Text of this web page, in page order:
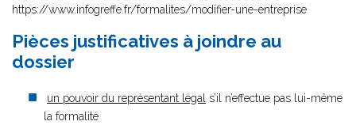
https://www.infogreffe.fr/formalites/modifier-une-entreprise
Pièces justificatives à joindre au
dossier
un pouvoir du représentant légal s’il n’effectue pas lui-même
la formalité